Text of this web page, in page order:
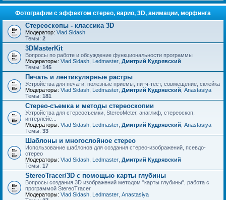
Фотографии с эффектом стерео, варио, 3D, анимации, морфинга
Стереоскопы - классика 3D
Модератор: Vlad Sidash
Темы: 2
3DMasterKit
Вопросы по работе и обсуждение функциональности программы
Модераторы: Vlad Sidash Ledmaster Дмитрий Кудрявский
Темы: 145
Печать и лентикулярные растры
Устройства для печати, полезные приемы, питч-тест, совмещение, склейка
Модераторы: Vlad Sidash Ledmaster Дмитрий Кудрявский Anastasiya
Темы: 181
Стерео-съемка и методы стереоскопии
Устройства для стереосъемки, StereoMeter, анаглиф, стереоскоп,
интерлейс...
Модераторы: Vlad Sidash Ledmaster Дмитрий Кудрявский Anastasiya
Темы: 33
Шаблоны и многослойное стерео
Использование шаблонов для создания стерео-изображений, псевдо-
стерео
Модераторы: Vlad Sidash Ledmaster Дмитрий Кудрявский
Темы: 17
StereoTracer/3D с помощью карты глубины
Вопросы создания 3D изображений методом "карты глубины", работа с
программой StereoTracer
Модераторы: Vlad Sidash Ledmaster Anastasiya